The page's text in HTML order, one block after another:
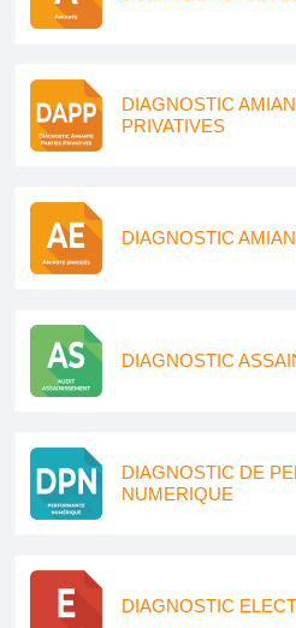
DIAGNOSTIC
PRIVATIVES
DIAGNOSTIC
DIAGNOSTIC
DIAGNOSTIC DE
NUMERIQUE
DIAGNOSTIC